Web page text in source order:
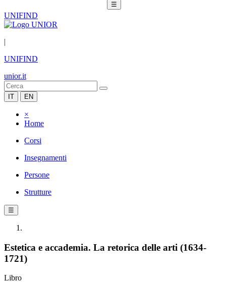
☰
UNIFIND
|
UNIFIND
unior.it
IT EN
×
Home
Corsi
Insegnamenti
Persone
Strutture
☰
Estetica e accademia. La retorica delle arti (1634-
1721)
Libro